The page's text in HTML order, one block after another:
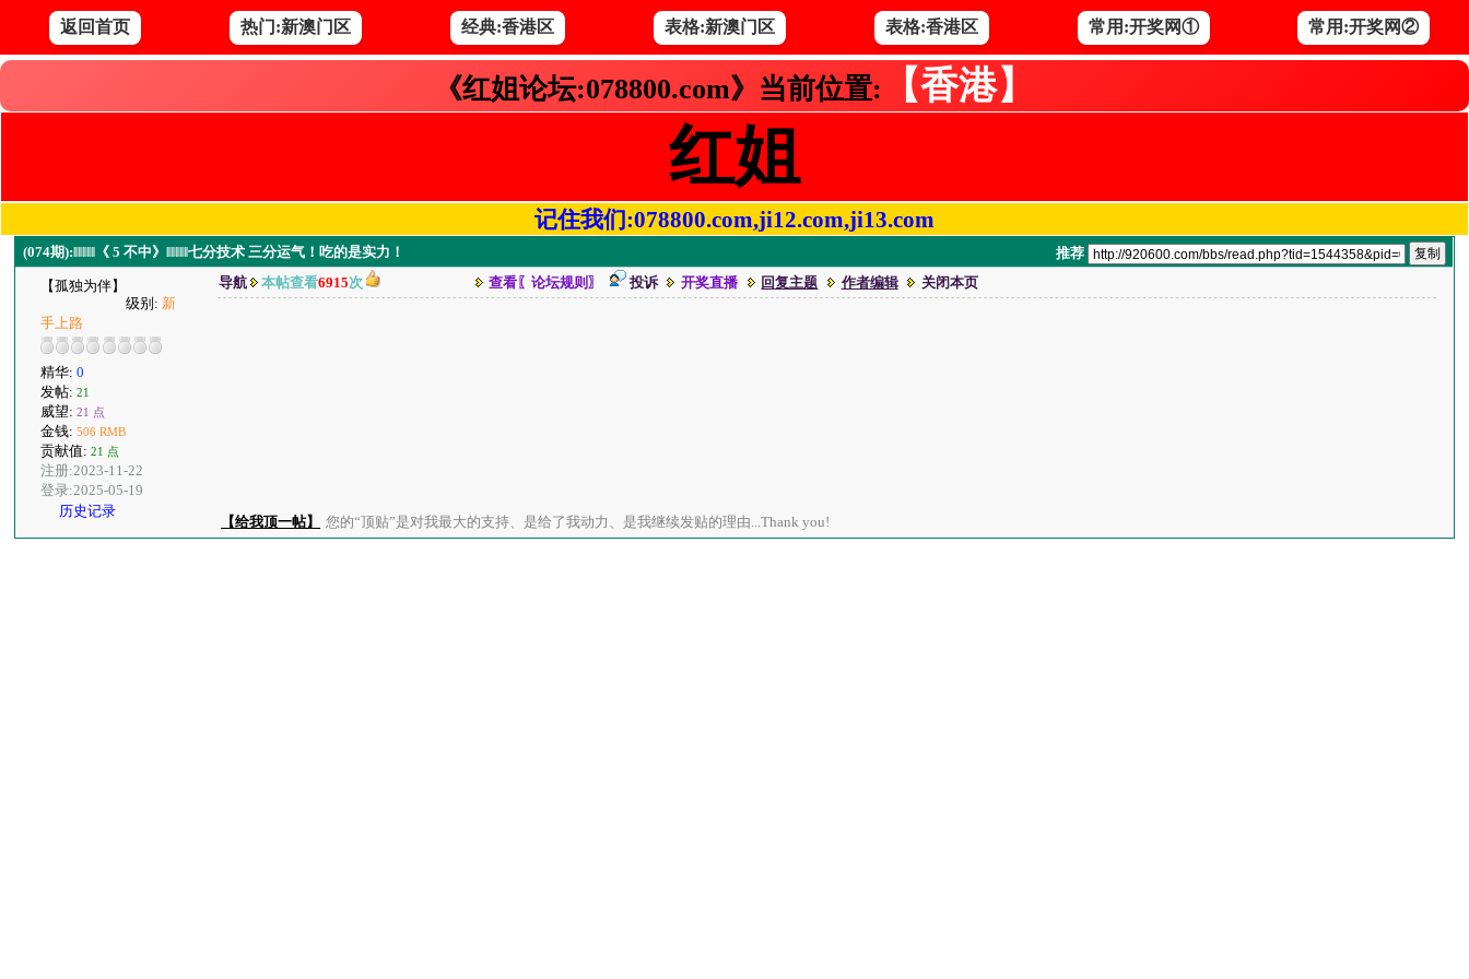
返回首页 热门:新澳门区 经典:香港区 表格:新澳门区 表格:香港区 常用:开奖网① 常用:开奖网②
《红姐论坛:078800.com》当前位置: 【香港】
红姐
记住我们:078800.com,ji12.com,ji13.com
(074期):‖‖‖‖‖《 5 不中》‖‖‖‖‖七分技术 三分运气！吃的是实力！ 推荐
【孤独为伴】
级别: 新
手上路
精华:0
发帖:21
威望:21 点
金钱:506 RMB
贡献值:21 点
注册:2023-11-22
登录:2025-05-19
历史记录
导航 本帖查看6915次 查看〖论坛规则〗 投诉 开奖直播 回复主题 作者编辑 关闭本页
【给我顶一帖】 您的“顶贴”是对我最大的支持、是给了我动力、是我继续发贴的理由...Thank you!